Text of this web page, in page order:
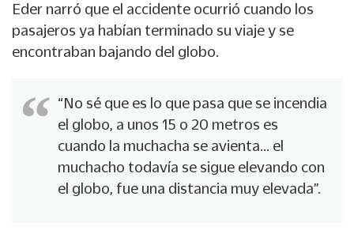
Eder narró que el accidente ocurrió cuando los
pasajeros ya habían terminado su viaje y se
encontraban bajando del globo.
“No sé que es lo que pasa que se incendia
el globo, a unos 15 o 20 metros es
cuando la muchacha se avienta… el
muchacho todavía se sigue elevando con
el globo, fue una distancia muy elevada”.